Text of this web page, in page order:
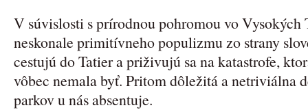
V súvislosti s prírodnou pohromou vo Vysokých
neskonale primitívneho populizmu zo strany
cestujú do Tatier a priživujú sa na katastrofe,
vôbec nemala byť. Pritom dôležitá a netriviálna
parkov u nás absentuje.